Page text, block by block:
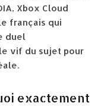
Xbox Cloud
français qui
duel
vif du sujet pour
exactement